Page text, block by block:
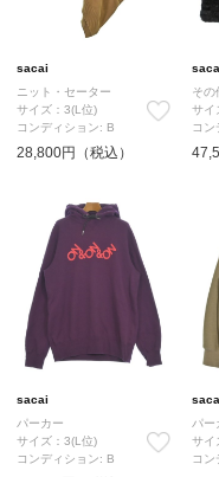
sacai
ニット・セーター
サイズ：3(L位)
コンディション: B
28,800円（税込）
その
サイ
コン
sacai
パーカー
サイズ：3(L位)
コンディション: B
パー
サイ
コン